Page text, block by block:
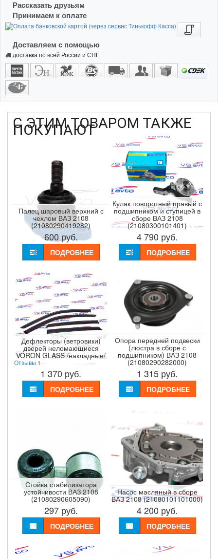
Рассказать друзьям
Принимаем к оплате
Доставляем с помощью
доставка по всей России и СНГ
С ЭТИМ ТОВАРОМ ТАКЖЕ
ПОКУПАЮТ
Палец шаровый верхний с
чехлом ВАЗ 2108
(21080290419282)
600 руб.
ПОДРОБНЕЕ
Кулак поворотный правый с
подшипником и ступицей в
сборе ВАЗ 2108
(21080300101401)
4 790 руб.
ПОДРОБНЕЕ
Дефлекторы (ветровики)
дверей неломающиеся
VORON GLASS /накладные/
Отзывы 1
1 370 руб.
ПОДРОБНЕЕ
Опора передней подвески
(люстра в сборе с
подшипником) ВАЗ 2108
(21080290282000)
1 315 руб.
ПОДРОБНЕЕ
Стойка стабилизатора
устойчивости ВАЗ 2108
(21080290605090)
297 руб.
ПОДРОБНЕЕ
Насос масляный в сборе
ВАЗ 2108 (21080101101000)
4 200 руб.
ПОДРОБНЕЕ